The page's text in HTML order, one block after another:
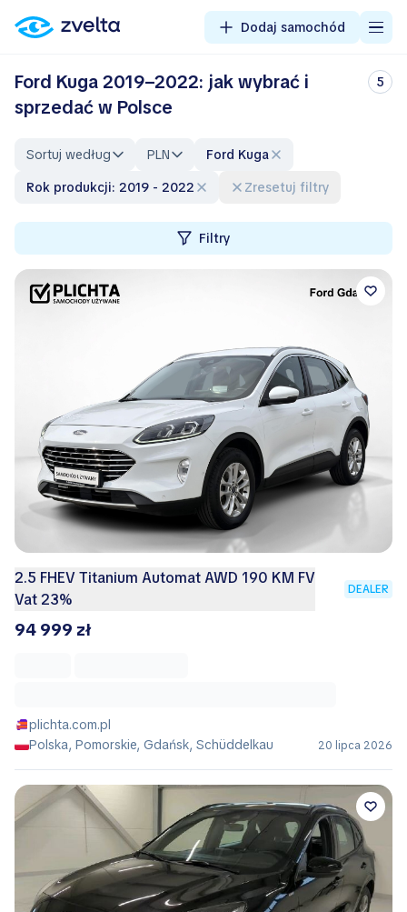
Dodaj samochód
Ford Kuga 2019–2022: jak wybrać i
sprzedać w Polsce
5
Sortuj według PLN
Ford Kuga
Rok produkcji: 2019 - 2022
Zresetuj filtry
Filtry
2.5 FHEV Titanium Automat AWD 190 KM FV
Vat 23%
DEALER
94 999 zł
plichta.com.pl
Polska, Pomorskie, Gdańsk, Schüddelkau
20 lipca 2026